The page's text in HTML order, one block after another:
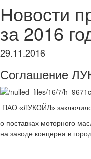
Новости
за 2016
29.11.2016
Соглашение
ПАО «ЛУКОЙЛ»
o поставках моторного
на заводе концерна в